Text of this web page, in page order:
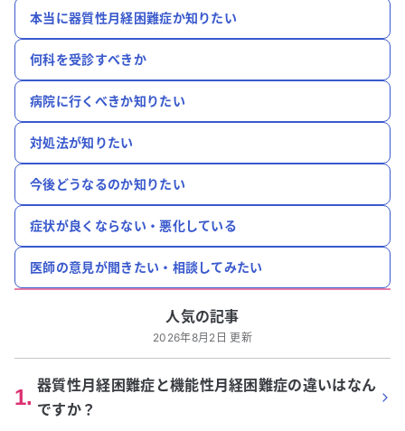
本当に器質性月経困難症か知りたい
何科を受診すべきか
病院に行くべきか知りたい
対処法が知りたい
今後どうなるのか知りたい
症状が良くならない・悪化している
医師の意見が聞きたい・相談してみたい
人気の記事
2026年8月2日 更新
1. 器質性月経困難症と機能性月経困難症の違いはなん
ですか？